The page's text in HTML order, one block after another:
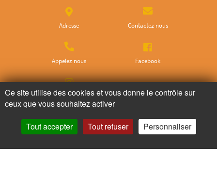
Adresse Contactez nous
Appelez nous Facebook
Instagram
Ne ratez plus rien,
Ce site utilise des cookies et vous donne le contrôle sur
ceux que vous souhaitez activer
Tout accepter Tout refuser Personnaliser